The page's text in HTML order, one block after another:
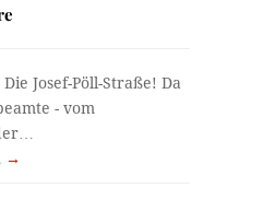
Die Josef-Pöll-Straße! Da
- vom
→